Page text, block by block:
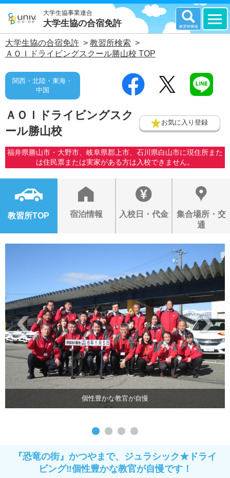
大学生協事業連合
大学生協の合宿免許
大学生協の合宿免許 > 教習所検索 >
ＡＯＩドライビングスクール勝山校 TOP
関西・北陸・東海・
中国
ＡＯＩドライビングスク
ール勝山校
お気に入り登録
福井県勝山市・大野市、岐阜県郡上市、石川県白山市に現住所また
は住民票または実家がある方は入校できません。
教習所TOP 宿泊情報 入校日・代金
集合場所・交
通
個性豊かな教官が自慢
『恐竜の街』かつやまで、ジュラシック★ドライ
ビング‼個性豊かな教官が自慢です！